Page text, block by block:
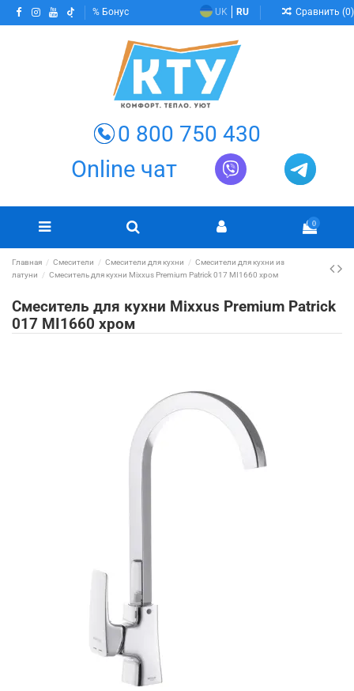
Бонус UK RU Сравнить (0)
0 800 750 430
Online чат
0
Главная Смесители Смесители для кухни
Смесители для кухни из
латуни
Смеситель для кухни Mixxus Premium Patrick 017 MI1660 хром
Смеситель для кухни Mixxus Premium Patrick
017 MI1660 хром